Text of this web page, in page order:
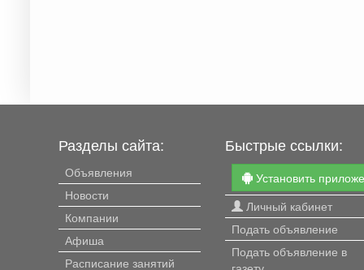
Разделы сайта:
Объявления
Новости
Компании
Афиша
Расписание занятий
Быстрые ссылки:
Установить
Личный кабинет
Подать объявление
Подать объявление в